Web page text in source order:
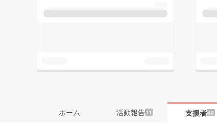
ホーム 活動報告 11 支援者49